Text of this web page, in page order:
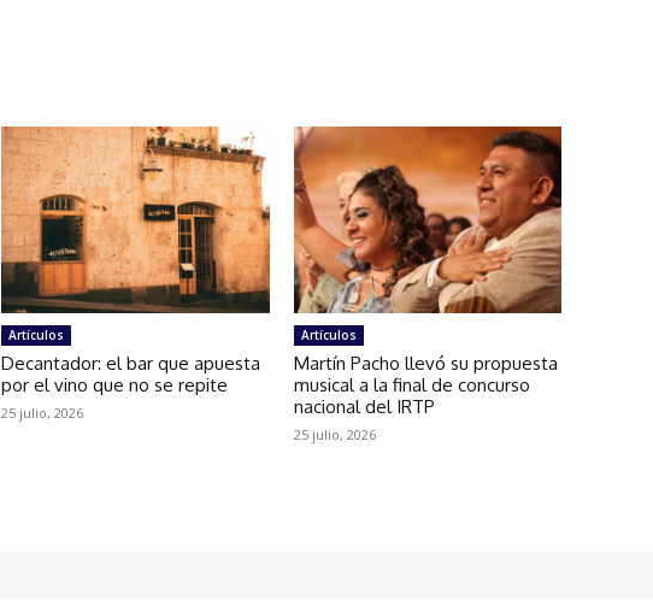
Artículos
Decantador: el bar que apuesta
por el vino que no se repite
25 julio, 2026
Artículos
Martín Pacho llevó su propuesta
musical a la final de concurso
nacional del IRTP
25 julio, 2026